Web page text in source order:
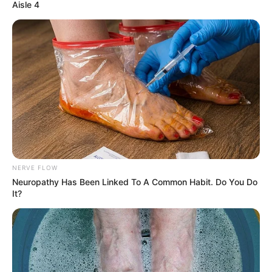
Wasserstraßenkreuz.
Kaiser-Wilhelm-Denkmal an der Porta
Westfalica
Das 1896 zu Ehren von Kaiser Wilhelm I.
erbaute Denkmal ist das Wahrzeichen der
Porta Westfalica. Es steht weit sichtbar an der Ostflanke
des Wittekindsberges, oberhalb von Barkhausen und
gehört zu denbeliebtesten Ausflugszielen in Nordrhein-
Westfalen.
Industriemuseum Glashütte Gernheim
frühindustriellen Glashütte aus dem 19.
Jahrhundert wieder Glas produziert und
kunstvoll geschliffen. Das alles passiert unter den Blicken
der Museumsbesucher, die darüber hinaus an vielen
Stellen Einblicke in die Vergangenheit erhalten.
Aisle 4
NERVE FLOW
Neuropathy Has Been Linked To A Common Habit. Do You Do
It?